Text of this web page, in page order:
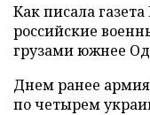
Как писала
российские
грузами южнее
Днем ранее
по четырем